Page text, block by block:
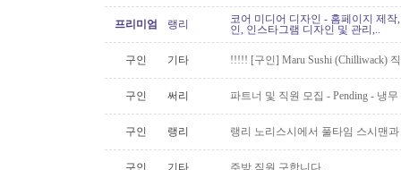
프리미엄 랭리
코어 미디어 디자인 - 홈페이지 제
인, 인스타그램 디자인 및 관리,..
구인 기타 !!!!! [구인] Maru Sushi (Chilliwack)
구인 써리 파트너 및 직원 모집 - Pending - 냉무
구인 랭리 랭리 노리스시에서 풀타임 스시맨
구인 기타 주방 직원 구합니다.